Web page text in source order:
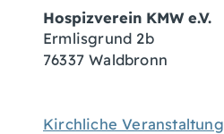
Hospizverein KMW e.V.
Ermlisgrund 2b
76337 Waldbronn
Kirchliche Veranstaltung